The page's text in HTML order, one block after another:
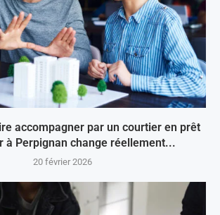
accompagner par un courtier en prêt
à Perpignan change réellement...
20 février 2026